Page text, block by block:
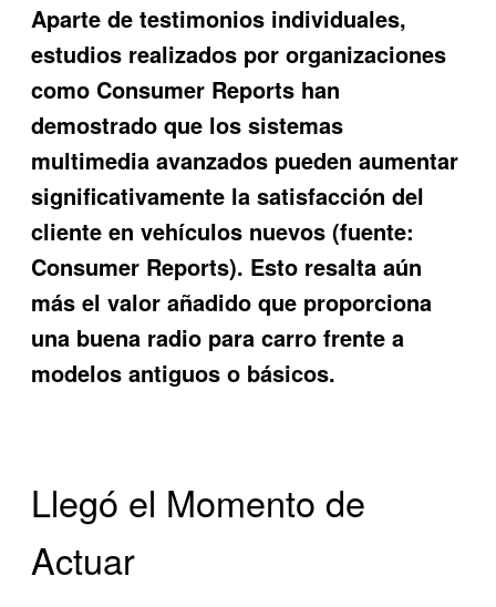
Aparte de testimonios individuales,
estudios realizados por organizaciones
como Consumer Reports han
demostrado que los sistemas
multimedia avanzados pueden aumentar
significativamente la satisfacción del
cliente en vehículos nuevos (fuente:
Consumer Reports). Esto resalta aún
más el valor añadido que proporciona
una buena radio para carro frente a
modelos antiguos o básicos.
Llegó el Momento de
Actuar